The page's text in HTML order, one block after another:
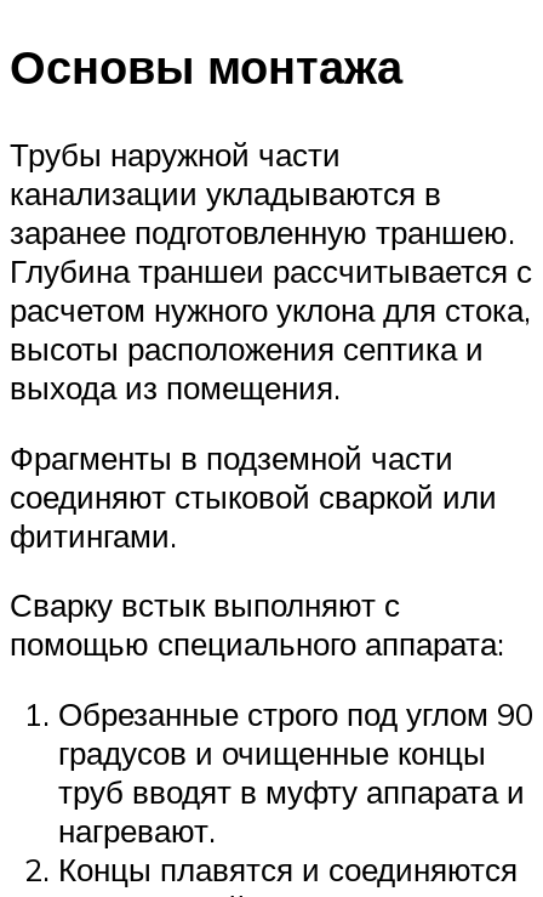
Основы монтажа
Трубы наружной части
канализации укладываются в
заранее подготовленную траншею.
Глубина траншеи рассчитывается с
расчетом нужного уклона для стока,
высоты расположения септика и
выхода из помещения.
Фрагменты в подземной части
соединяют стыковой сваркой или
фитингами.
Сварку встык выполняют с
помощью специального аппарата:
Обрезанные строго под углом 90
градусов и очищенные концы
труб вводят в муфту аппарата и
нагревают.
Концы плавятся и соединяются